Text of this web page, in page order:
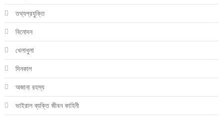
তথ্যপ্রযুক্তি
বিনোদন
খেলাধুলা
দিনকাল
অজানা রহস্য
ভাইরাল ব্যক্তি জীবন কাহিনী